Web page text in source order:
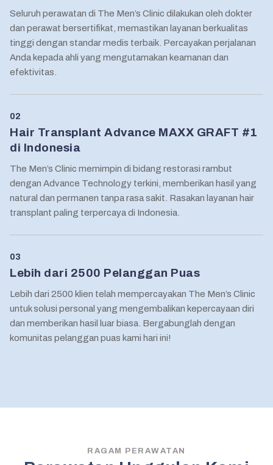
Seluruh perawatan di The Men’s Clinic dilakukan oleh dokter
dan perawat bersertifikat, memastikan layanan berkualitas
tinggi dengan standar medis terbaik. Percayakan perjalanan
Anda kepada ahli yang mengutamakan keamanan dan
efektivitas.
02
Hair Transplant Advance MAXX GRAFT #1
di Indonesia
The Men’s Clinic memimpin di bidang restorasi rambut
dengan Advance Technology terkini, memberikan hasil yang
natural dan permanen tanpa rasa sakit. Rasakan layanan hair
transplant paling terpercaya di Indonesia.
03
Lebih dari 2500 Pelanggan Puas
Lebih dari 2500 klien telah mempercayakan The Men’s Clinic
untuk solusi personal yang mengembalikan kepercayaan diri
dan memberikan hasil luar biasa. Bergabunglah dengan
komunitas pelanggan puas kami hari ini!
RAGAM PERAWATAN